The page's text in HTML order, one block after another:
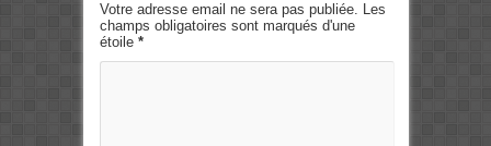
Votre adresse email ne sera pas publiée. Les
champs obligatoires sont marqués d'une
étoile *